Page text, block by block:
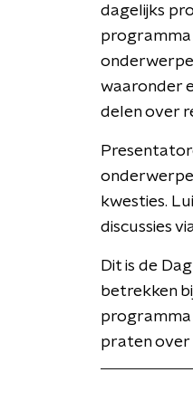
dagelijks
programma
waaronder
delen over
kwesties.
discussies
Dit is de
betrekken
programma
praten over